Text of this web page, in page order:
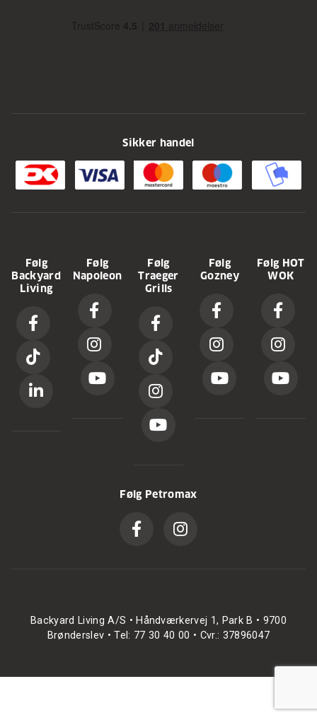
Sikker handel
Følg
Backyard
Living
Følg
Napoleon
Følg
Traeger
Grills
Følg
Gozney
Følg HOT
WOK
Følg Petromax
Backyard Living A/S • Håndværkervej 1, Park B • 9700
Brønderslev • Tel: 77 30 40 00 • Cvr.: 37896047